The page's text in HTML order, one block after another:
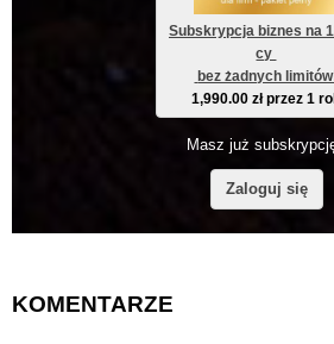
Subskrypcja biznes na
cy
bez żadnych
1,990.00 zł przez 1
Masz już
Zaloguj się
KOMENTARZE